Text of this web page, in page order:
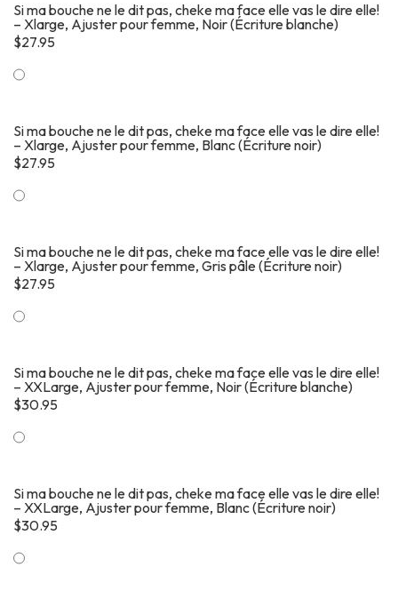
Si ma bouche ne le dit pas, cheke ma face elle vas le dire elle!
– Xlarge, Ajuster pour femme, Noir (Écriture blanche)
$27.95
Si ma bouche ne le dit pas, cheke ma face elle vas le dire elle!
– Xlarge, Ajuster pour femme, Blanc (Écriture noir)
$27.95
Si ma bouche ne le dit pas, cheke ma face elle vas le dire elle!
– Xlarge, Ajuster pour femme, Gris pâle (Écriture noir)
$27.95
Si ma bouche ne le dit pas, cheke ma face elle vas le dire elle!
– XXLarge, Ajuster pour femme, Noir (Écriture blanche)
$30.95
Si ma bouche ne le dit pas, cheke ma face elle vas le dire elle!
– XXLarge, Ajuster pour femme, Blanc (Écriture noir)
$30.95